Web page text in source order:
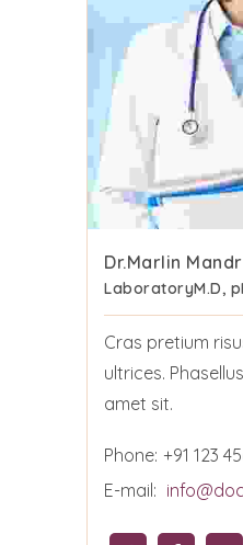
Dr.Marlin
LaboratoryM.D,
Cras pretium
ultrices.
amet sit.
Phone: +91 123
E-mail: